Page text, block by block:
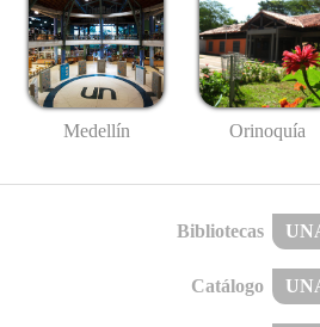
Medellín Orinoquía
Bibliotecas
Catálogo